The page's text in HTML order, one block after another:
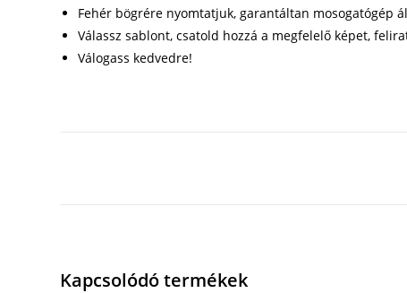
Fehér bögrére nyomtatjuk, garantáltan mosogatógép
Válassz sablont, csatold hozzá a megfelelő képet,
Válogass kedvedre!
Kapcsolódó termékek